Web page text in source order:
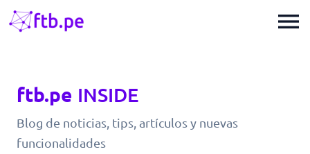
menu
ftb.pe INSIDE
Blog de noticias, tips, artículos y nuevas
funcionalidades